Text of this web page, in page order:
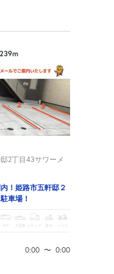
2丁目43サワーメ
！姫路市五軒邸２
車場！
SUV トラック バイク
0:00 〜 0:00